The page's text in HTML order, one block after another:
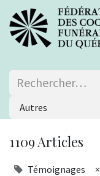
Autres
1109 Articles
Témoignages ×